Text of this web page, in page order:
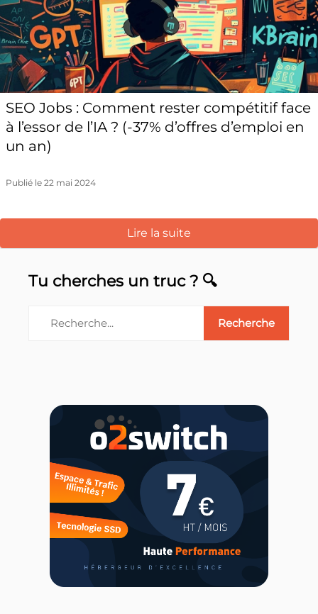
SEO Jobs : Comment rester compétitif face
à l’essor de l’IA ? (-37% d’offres d’emploi en
un an)
Publié le 22 mai 2024
Lire la suite
Tu cherches un truc ? 🔍